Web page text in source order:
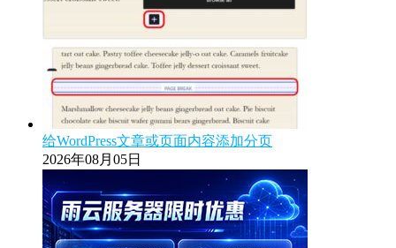
给WordPress文章或页面内容添加分页
2026年08月05日